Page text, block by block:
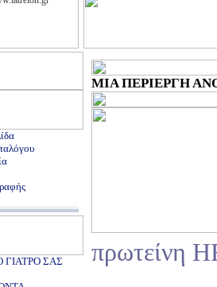
ΓΙΑΤΡΟ ΣΑΣ
ΜΙΑ ΠΕΡΙΕΡΓΗ
πρωτείνη